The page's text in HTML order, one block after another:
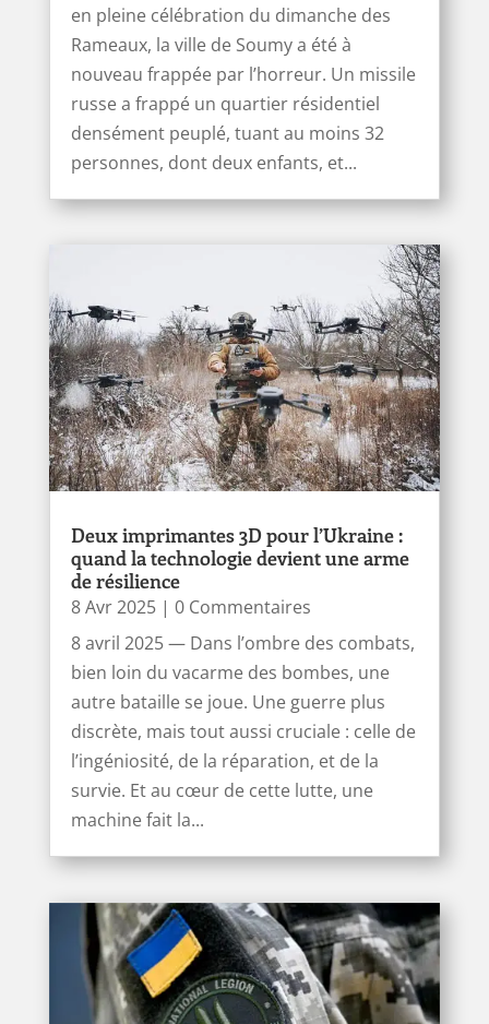
en pleine célébration du dimanche des
Rameaux, la ville de Soumy a été à
nouveau frappée par l’horreur. Un missile
russe a frappé un quartier résidentiel
densément peuplé, tuant au moins 32
personnes, dont deux enfants, et...
Deux imprimantes 3D pour l’Ukraine :
quand la technologie devient une arme
de résilience
8 Avr 2025| 0 Commentaires
8 avril 2025 — Dans l’ombre des combats,
bien loin du vacarme des bombes, une
autre bataille se joue. Une guerre plus
discrète, mais tout aussi cruciale : celle de
l’ingéniosité, de la réparation, et de la
survie. Et au cœur de cette lutte, une
machine fait la...